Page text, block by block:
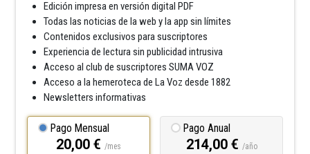
Edición impresa en versión digital PDF
Todas las noticias de la web y la app sin límites
Contenidos exclusivos para suscriptores
Experiencia de lectura sin publicidad intrusiva
Acceso al club de suscriptores SUMA VOZ
Acceso a la hemeroteca de La Voz desde 1882
Newsletters informativas
Pago Mensual
20,00 € /mes
Pago Anual
214,00 € /año